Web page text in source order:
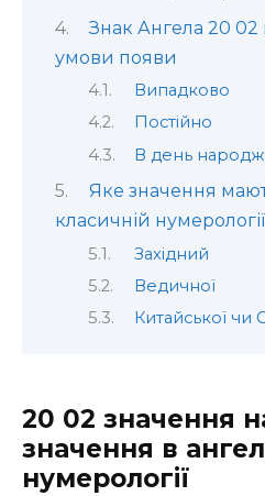
Знак Ангела 20
умови появи
Випадково
Постійно
В день
Яке значення
класичній
Західний
Ведичної
Китайської чи
20 02 значення
значення в
нумерології